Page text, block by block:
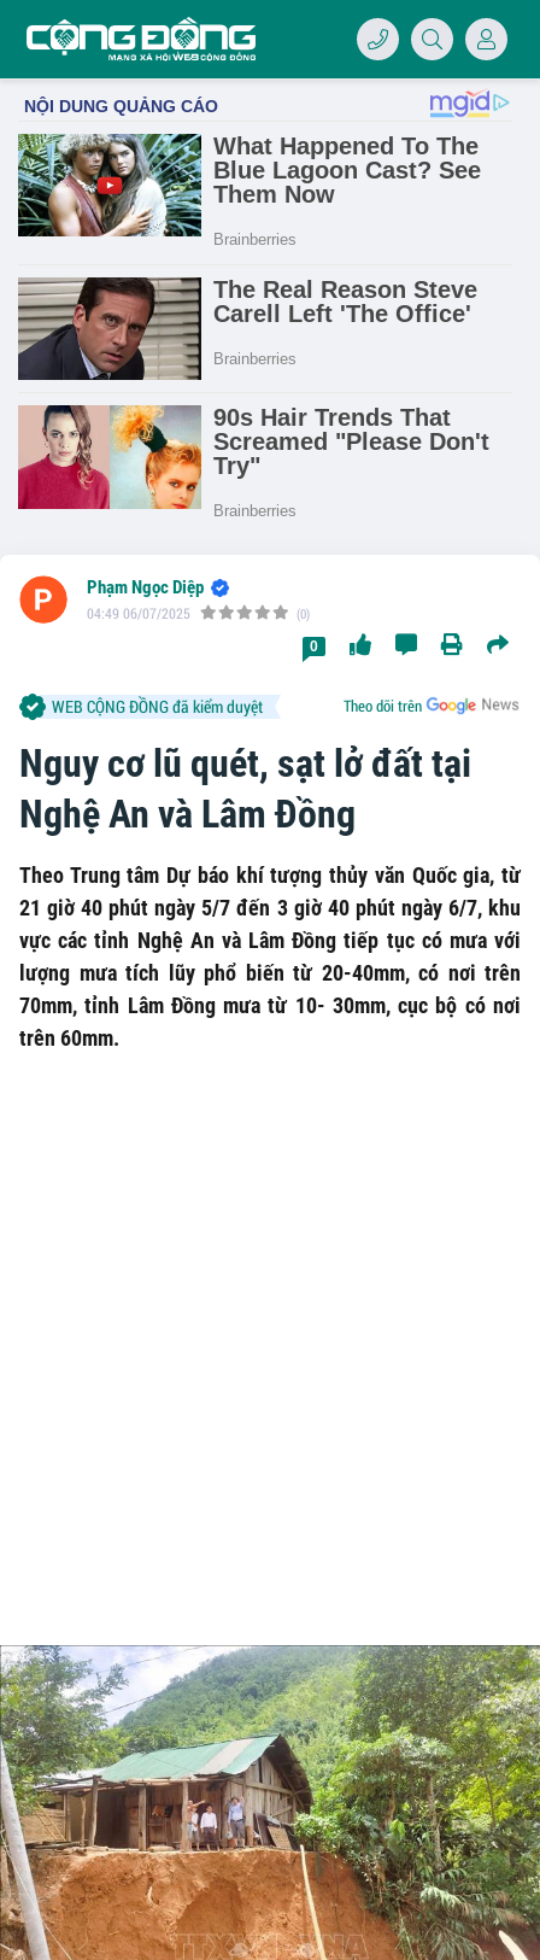
Nguy cơ lũ quét, sạt lở đất tại
Nghệ An và Lâm Đồng
Theo Trung tâm Dự báo khí tượng thủy văn Quốc gia, từ
21 giờ 40 phút ngày 5/7 đến 3 giờ 40 phút ngày 6/7, khu
vực các tỉnh Nghệ An và Lâm Đồng tiếp tục có mưa với
lượng mưa tích lũy phổ biến từ 20-40mm, có nơi trên
70mm, tỉnh Lâm Đồng mưa từ 10- 30mm, cục bộ có nơi
trên 60mm.
Phạm Ngọc Diệp
04:49 06/07/2025 (0)
0
Theo dõi trên
WEB CỘNG ĐỒNG đã kiểm duyệt
07/LOGO-